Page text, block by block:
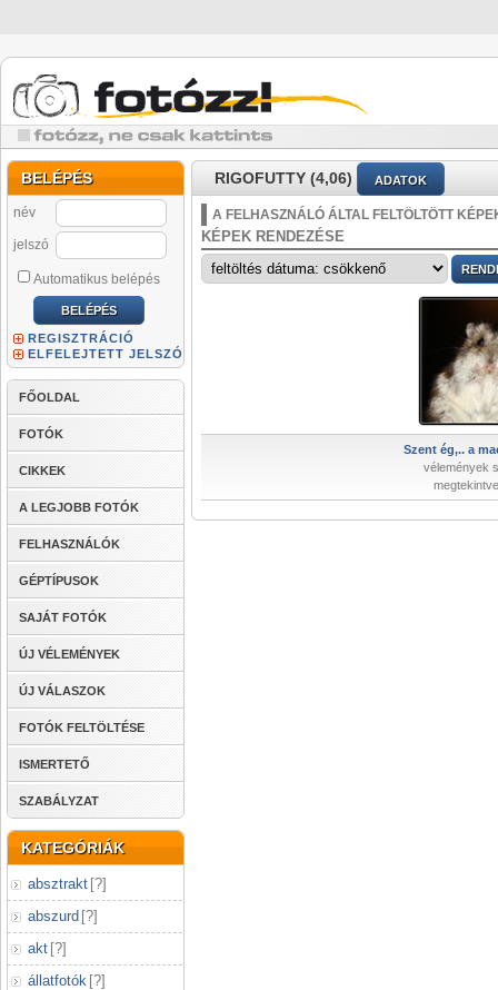
BELÉPÉS
név
jelszó
Automatikus belépés
REGISZTRÁCIÓ
ELFELEJTETT JELSZÓ
FŐOLDAL
FOTÓK
CIKKEK
A LEGJOBB FOTÓK
FELHASZNÁLÓK
GÉPTÍPUSOK
SAJÁT FOTÓK
ÚJ VÉLEMÉNYEK
ÚJ VÁLASZOK
FOTÓK FELTÖLTÉSE
ISMERTETŐ
SZABÁLYZAT
KATEGÓRIÁK
absztrakt [?]
abszurd [?]
akt [?]
állatfotók [?]
RIGOFUTTY (4,06) ADATOK
A FELHASZNÁLÓ ÁLTAL FELTÖLTÖTT
KÉPEK RENDEZÉSE
Szent ég,.. a
vélemények